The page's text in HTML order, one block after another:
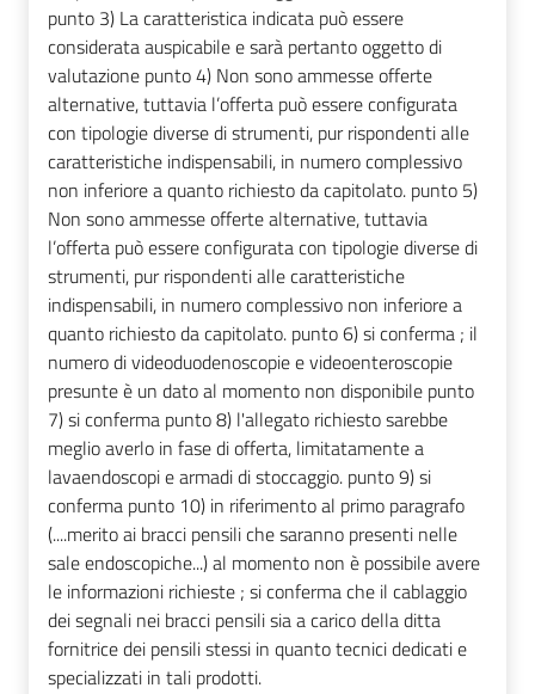
punto 3) La caratteristica indicata può essere
considerata auspicabile e sarà pertanto oggetto di
valutazione punto 4) Non sono ammesse offerte
alternative, tuttavia l’offerta può essere configurata
con tipologie diverse di strumenti, pur rispondenti alle
caratteristiche indispensabili, in numero complessivo
non inferiore a quanto richiesto da capitolato. punto 5)
Non sono ammesse offerte alternative, tuttavia
l’offerta può essere configurata con tipologie diverse di
strumenti, pur rispondenti alle caratteristiche
indispensabili, in numero complessivo non inferiore a
quanto richiesto da capitolato. punto 6) si conferma ; il
numero di videoduodenoscopie e videoenteroscopie
presunte è un dato al momento non disponibile punto
7) si conferma punto 8) l'allegato richiesto sarebbe
meglio averlo in fase di offerta, limitatamente a
lavaendoscopi e armadi di stoccaggio. punto 9) si
conferma punto 10) in riferimento al primo paragrafo
(....merito ai bracci pensili che saranno presenti nelle
sale endoscopiche...) al momento non è possibile avere
le informazioni richieste ; si conferma che il cablaggio
dei segnali nei bracci pensili sia a carico della ditta
fornitrice dei pensili stessi in quanto tecnici dedicati e
specializzati in tali prodotti.